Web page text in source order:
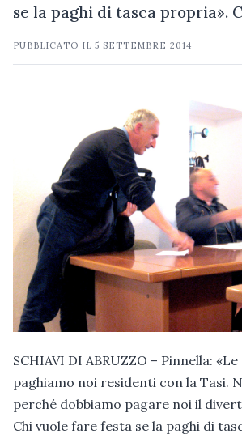
se la paghi di tasca propria».
PUBBLICATO IL5 SETTEMBRE 2014
SCHIAVI DI ABRUZZO – Pinnella:
paghiamo noi residenti con la Tasi.
perché dobbiamo pagare noi il
Chi vuole fare festa se la paghi di